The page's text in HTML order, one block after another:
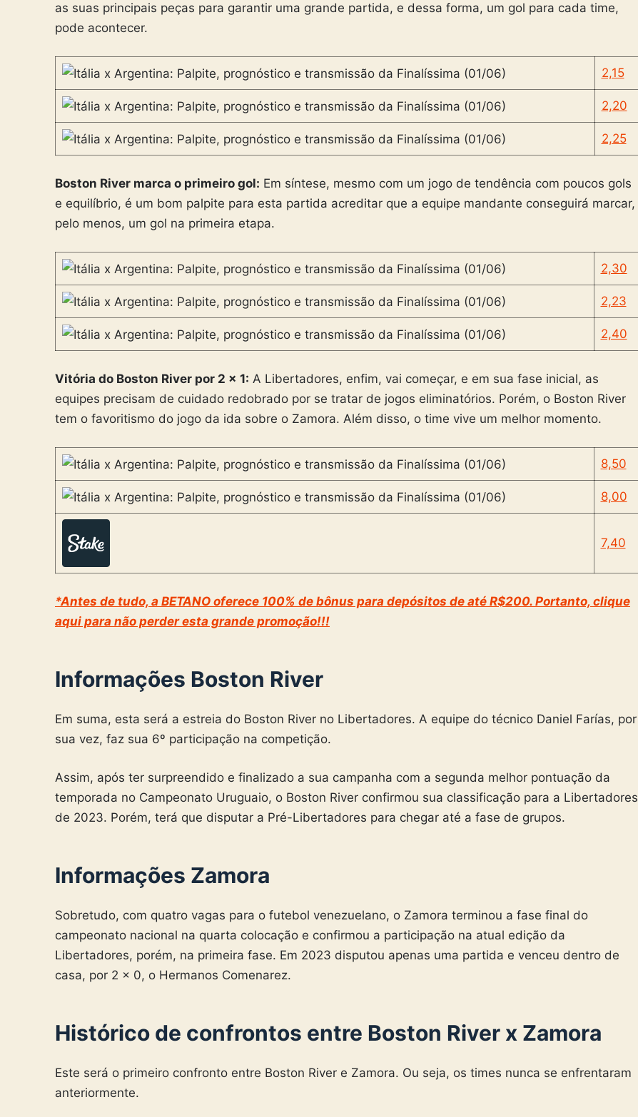
as suas principais peças para garantir uma grande partida, e dessa forma, um gol para cada time,
pode acontecer.
2,15
2,20
2,25
Boston River marca o primeiro gol: Em síntese, mesmo com um jogo de tendência com poucos gols
e equilíbrio, é um bom palpite para esta partida acreditar que a equipe mandante conseguirá marcar,
pelo menos, um gol na primeira etapa.
2,30
2,23
2,40
Vitória do Boston River por 2 x 1: A Libertadores, enfim, vai começar, e em sua fase inicial, as
equipes precisam de cuidado redobrado por se tratar de jogos eliminatórios. Porém, o Boston River
tem o favoritismo do jogo da ida sobre o Zamora. Além disso, o time vive um melhor momento.
8,50
8,00
7,40
*Antes de tudo, a BETANO oferece 100% de bônus para depósitos de até R$200. Portanto, clique
aqui para não perder esta grande promoção!!!
Informações Boston River
Em suma, esta será a estreia do Boston River no Libertadores. A equipe do técnico Daniel Farías, por
sua vez, faz sua 6º participação na competição.
Assim, após ter surpreendido e finalizado a sua campanha com a segunda melhor pontuação da
temporada no Campeonato Uruguaio, o Boston River confirmou sua classificação para a Libertadores
de 2023. Porém, terá que disputar a Pré-Libertadores para chegar até a fase de grupos.
Informações Zamora
Sobretudo, com quatro vagas para o futebol venezuelano, o Zamora terminou a fase final do
campeonato nacional na quarta colocação e confirmou a participação na atual edição da
Libertadores, porém, na primeira fase. Em 2023 disputou apenas uma partida e venceu dentro de
casa, por 2 x 0, o Hermanos Comenarez.
Histórico de confrontos entre Boston River x Zamora
Este será o primeiro confronto entre Boston River e Zamora. Ou seja, os times nunca se enfrentaram
anteriormente.